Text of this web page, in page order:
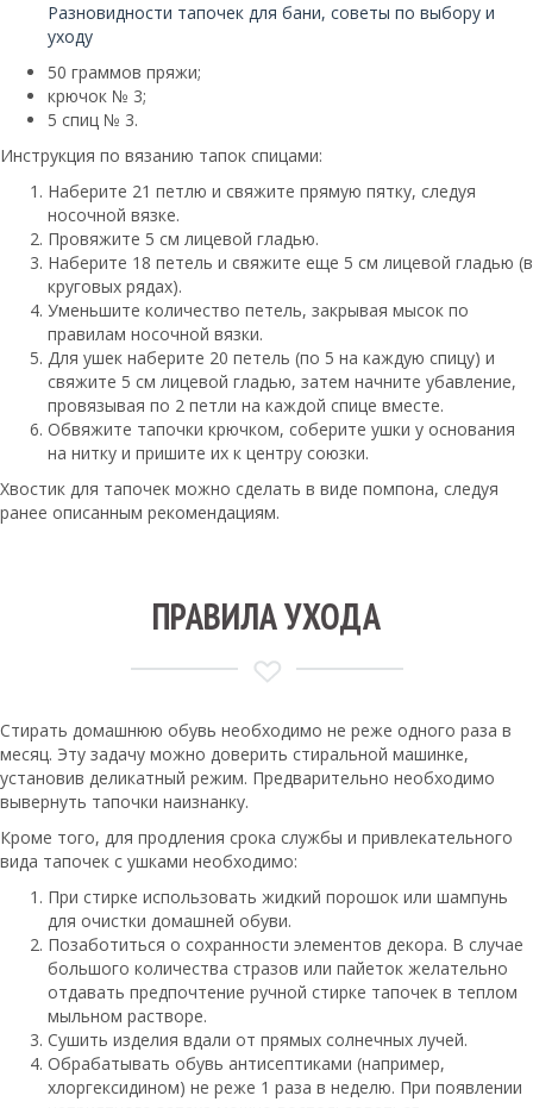
Разновидности тапочек для бани, советы по выбору и
уходу
50 граммов пряжи;
крючок № 3;
5 спиц № 3.
Инструкция по вязанию тапок спицами:
Наберите 21 петлю и свяжите прямую пятку, следуя
носочной вязке.
Провяжите 5 см лицевой гладью.
Наберите 18 петель и свяжите еще 5 см лицевой гладью (в
круговых рядах).
Уменьшите количество петель, закрывая мысок по
правилам носочной вязки.
Для ушек наберите 20 петель (по 5 на каждую спицу) и
свяжите 5 см лицевой гладью, затем начните убавление,
провязывая по 2 петли на каждой спице вместе.
Обвяжите тапочки крючком, соберите ушки у основания
на нитку и пришите их к центру союзки.
Хвостик для тапочек можно сделать в виде помпона, следуя
ранее описанным рекомендациям.
ПРАВИЛА УХОДА
Стирать домашнюю обувь необходимо не реже одного раза в
месяц. Эту задачу можно доверить стиральной машинке,
установив деликатный режим. Предварительно необходимо
вывернуть тапочки наизнанку.
Кроме того, для продления срока службы и привлекательного
вида тапочек с ушками необходимо:
При стирке использовать жидкий порошок или шампунь
для очистки домашней обуви.
Позаботиться о сохранности элементов декора. В случае
большого количества стразов или пайеток желательно
отдавать предпочтение ручной стирке тапочек в теплом
мыльном растворе.
Сушить изделия вдали от прямых солнечных лучей.
Обрабатывать обувь антисептиками (например,
хлоргексидином) не реже 1 раза в неделю. При появлении